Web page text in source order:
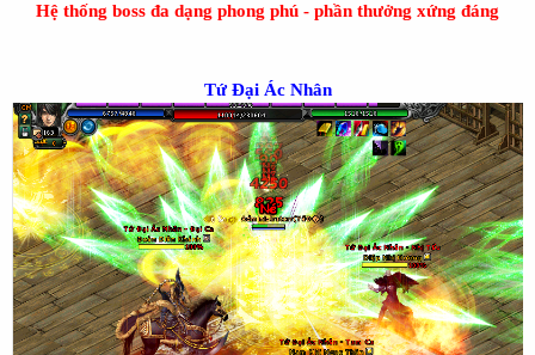
Hệ thống boss đa dạng phong phú - phần thưởng xứng đáng
Tứ Đại Ác Nhân